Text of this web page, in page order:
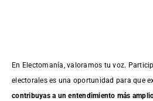
En Electomanía, valoramos tu voz.
electorales es una oportunidad para que
contribuyas a un entendimiento más